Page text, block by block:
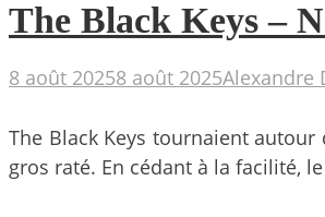
The Black Keys –
8 août 20258 août 2025Alexandre
The Black Keys tournaient
gros raté. En cédant à la facilité,